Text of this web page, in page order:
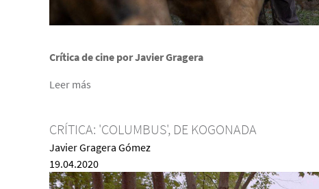
Crítica de cine por Javier Gragera
Leer más
CRÍTICA: 'COLUMBUS', DE KOGONADA
Javier Gragera Gómez
19.04.2020